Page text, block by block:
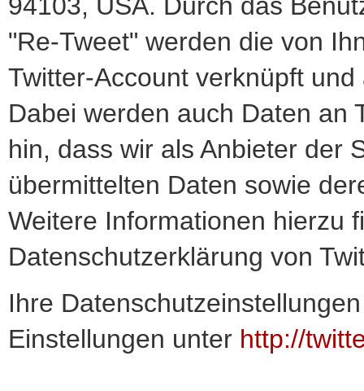
"Re-Tweet" werden die von
Twitter-Account verknüpft
Dabei werden auch Daten an
hin, dass wir als Anbieter der
übermittelten Daten sowie
Weitere Informationen hierzu
Datenschutzerklärung von
Ihre
Einstellungen unter http://